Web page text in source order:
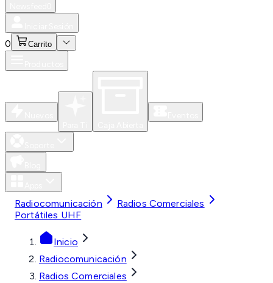
0 Carrito
Radiocomunicación
Radios Comerciales
Portátiles UHF
Inicio
Radiocomunicación
Radios Comerciales